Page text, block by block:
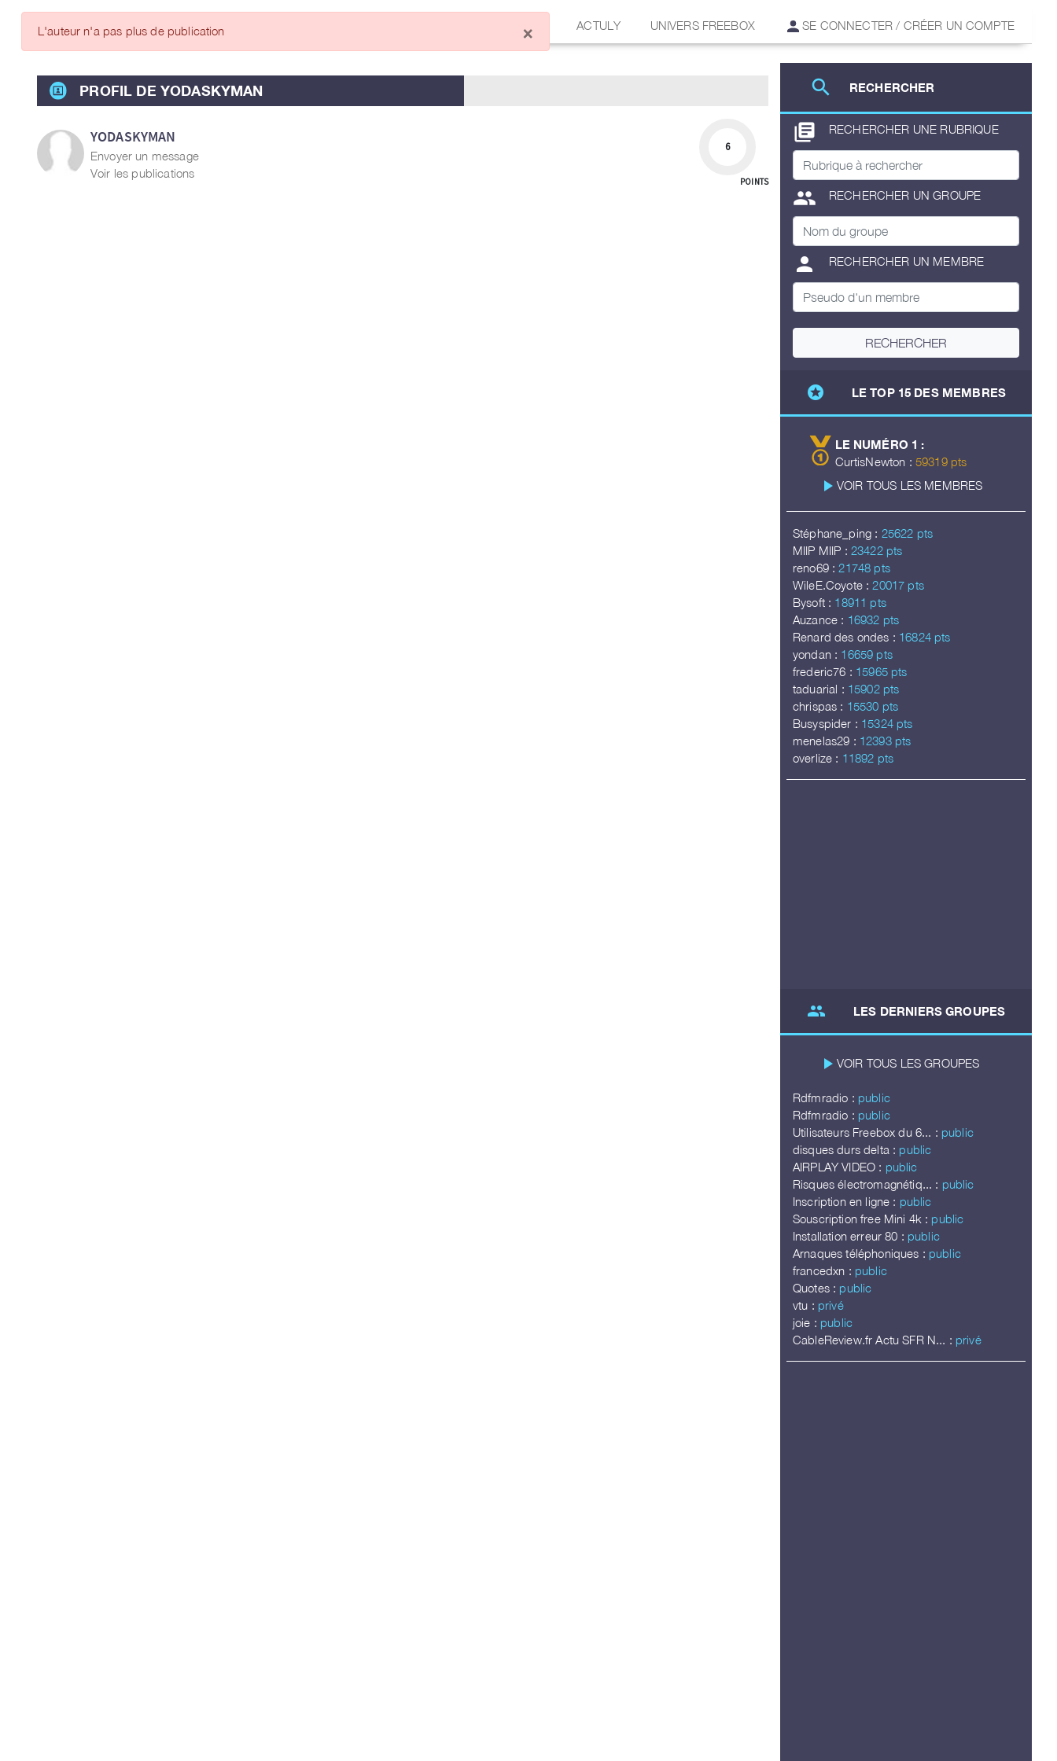
ARTICLES DES MEMBRES ACTULY UNIVERS FREEBOX SE CONNECTER / CRÉER UN COMPTE
search RECHERCHER
library_books RECHERCHER UNE RUBRIQUE
group RECHERCHER UN GROUPE
person RECHERCHER UN MEMBRE
RECHERCHER
stars LE TOP 15 DES MEMBRES
LE NUMÉRO 1 :
CurtisNewton : 59319 pts
play_arrow VOIR TOUS LES MEMBRES
Stéphane_ping : 25622 pts
MIIP MIIP : 23422 pts
reno69 : 21748 pts
WileE.Coyote : 20017 pts
Bysoft : 18911 pts
Auzance : 16932 pts
Renard des ondes : 16824 pts
yondan : 16659 pts
frederic76 : 15965 pts
taduarial : 15902 pts
chrispas : 15530 pts
Busyspider : 15324 pts
menelas29 : 12393 pts
overlize : 11892 pts
group LES DERNIERS GROUPES
play_arrow VOIR TOUS LES GROUPES
Rdfmradio : public
Rdfmradio : public
Utilisateurs Freebox du 6... : public
disques durs delta : public
AIRPLAY VIDEO : public
Risques électromagnétiq... : public
Inscription en ligne : public
Souscription free Mini 4k : public
Installation erreur 80 : public
Arnaques téléphoniques : public
francedxn : public
Quotes : public
vtu : privé
joie : public
CableReview.fr Actu SFR N... : privé
PROFIL DE YODASKYMAN
YODASKYMAN
Envoyer un message
Voir les publications
6
POINTS
L'auteur n'a pas plus de publication ×